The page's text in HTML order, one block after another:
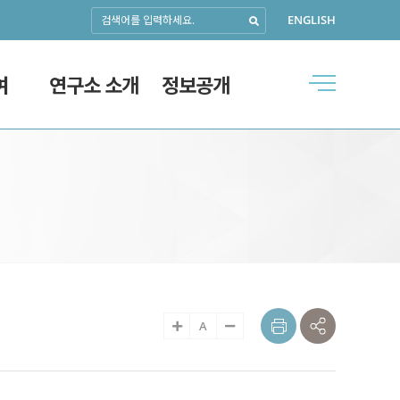
검
ENGLISH
연구소 소개 정보공개
A